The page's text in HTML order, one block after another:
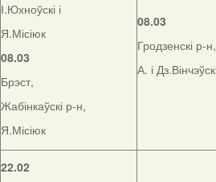
І.Юхноўскі і
Я.Місіюк
08.03
Брэст,
Жабінкаўскі р-н,
Я.Місіюк
08.03
Гродзенскі р-н,
А. і
22.02